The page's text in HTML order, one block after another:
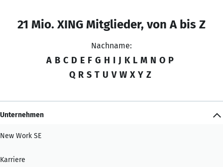
21 Mio. XING Mitglieder, von A bis Z
Nachname:
A B C D E F G H I J K L M N O P
Q R S T U V W X Y Z
Unternehmen
New Work SE
Karriere